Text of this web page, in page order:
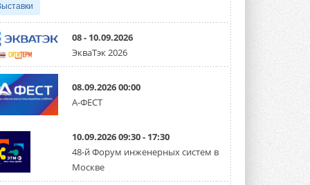
партнёрство за Уралом
Президент Омского землячества в
Москве Михаил Тимошенко посетил
Омск с трёхдневным рабочим визитом ...
31 ИЮЛЯ 2026
Carrier модернизирует
флагманский чиллер AquaEdge
работающую на хладагенте R1234ze ...
31 ИЮЛЯ 2026
Mitsubishi расширяет
08 - 10.09.2026
ЭкваТэк 2026
08.09.2026 00:00
А-ФЕСТ
10.09.2026 09:30 - 17:30
48-й Форум инженерных систем в
Москве